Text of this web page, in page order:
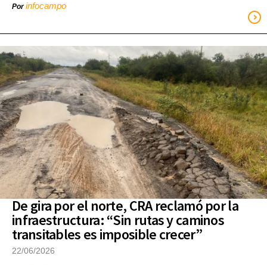
Porinfocampo
De gira por el norte, CRA reclamó por la
infraestructura: “Sin rutas y caminos
transitables es imposible crecer”
22/06/2026